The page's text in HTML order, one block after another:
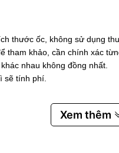
thước ốc, không sử dụng
tham khảo, cần chính xác
nhau không đồng nhất.
sẽ tính phí.
Xem thêm